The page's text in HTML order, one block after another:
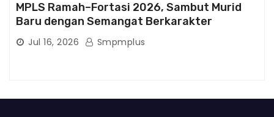
MPLS Ramah–Fortasi 2026, Sambut Murid
Baru dengan Semangat Berkarakter
Jul 16, 2026 Smpmplus